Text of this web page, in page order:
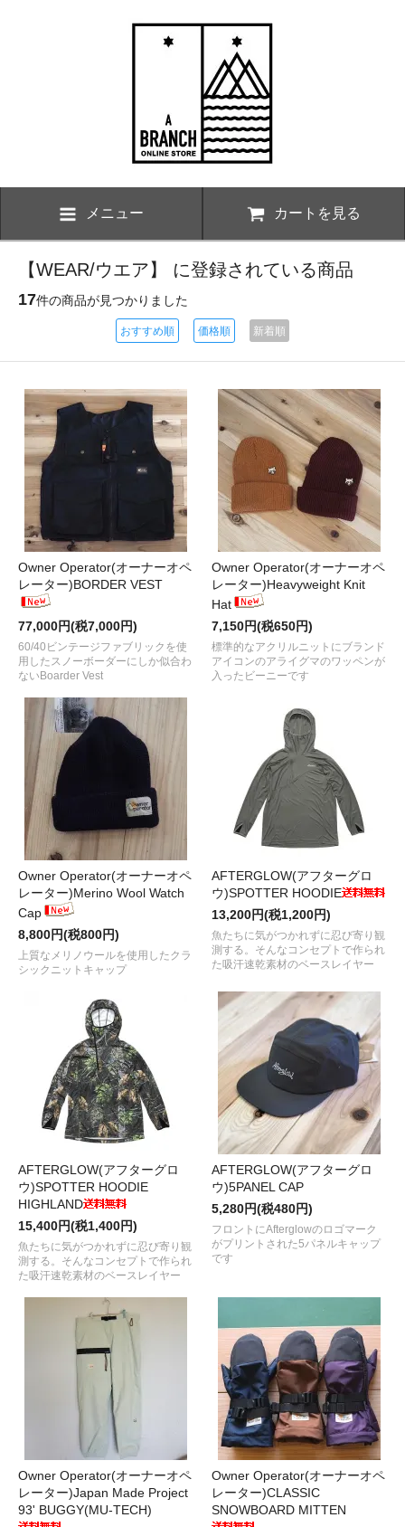
メニュー カートを見る
【WEAR/ウエア】 に登録されている商品
17件の商品が見つかりました
おすすめ順 価格順 新着順
Owner Operator(オーナーオペ
レーター)BORDER VEST
77,000円(税7,000円)
60/40ビンテージファブリックを使
用したスノーボーダーにしか似合わ
ないBoarder Vest
Owner Operator(オーナーオペ
レーター)Heavyweight Knit
Hat
7,150円(税650円)
標準的なアクリルニットにブランド
アイコンのアライグマのワッペンが
入ったビーニーです
Owner Operator(オーナーオペ
レーター)Merino Wool Watch
Cap
8,800円(税800円)
上質なメリノウールを使用したクラ
シックニットキャップ
AFTERGLOW(アフターグロ
ウ)SPOTTER HOODIE
13,200円(税1,200円)
魚たちに気がつかれずに忍び寄り観
測する。そんなコンセプトで作られ
た吸汗速乾素材のベースレイヤー
AFTERGLOW(アフターグロ
ウ)SPOTTER HOODIE
HIGHLAND
15,400円(税1,400円)
魚たちに気がつかれずに忍び寄り観
測する。そんなコンセプトで作られ
た吸汗速乾素材のベースレイヤー
AFTERGLOW(アフターグロ
ウ)5PANEL CAP
5,280円(税480円)
フロントにAfterglowのロゴマーク
がプリントされた5パネルキャップ
です
Owner Operator(オーナーオペ
レーター)Japan Made Project
93' BUGGY(MU-TECH)
Owner Operator(オーナーオペ
レーター)CLASSIC
SNOWBOARD MITTEN